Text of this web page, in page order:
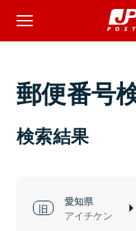
郵便番号
検索結果
愛知県
アイチケン